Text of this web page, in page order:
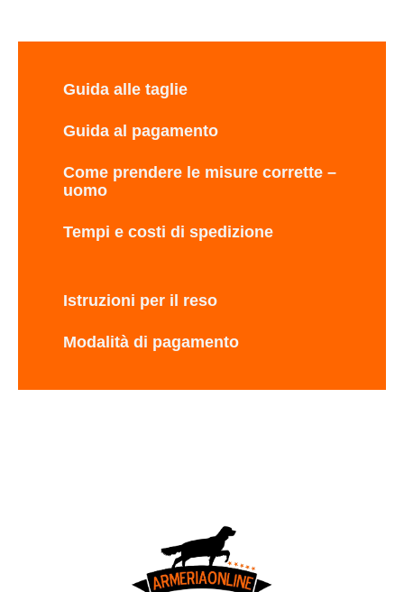
Guida alle taglie
Guida al pagamento
Come prendere le misure corrette –
uomo
Tempi e costi di spedizione
Istruzioni per il reso
Modalità di pagamento